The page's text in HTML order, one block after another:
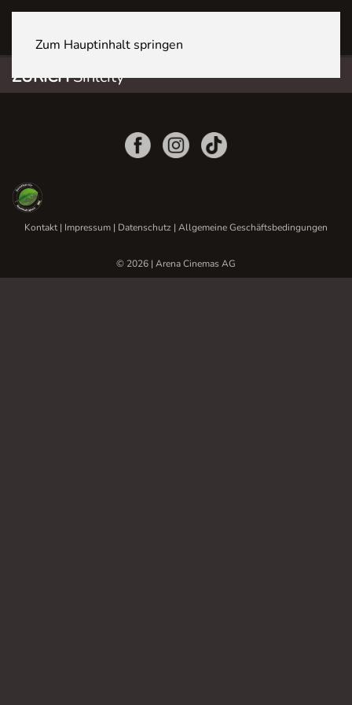
Zum Hauptinhalt springen
ZÜRICHSihlcity
Kontakt| Impressum | Datenschutz | Allgemeine Geschäftsbedingungen
© 2026 | Arena Cinemas AG